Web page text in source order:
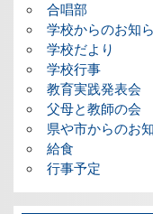
合唱部
学校からのお知
学校だより
学校行事
教育実践発表会
父母と教師の会
県や市からのお
給食
行事予定